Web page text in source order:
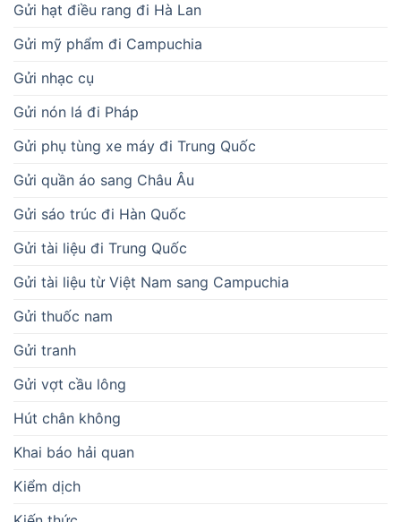
Gửi hạt điều rang đi Hà Lan
Gửi mỹ phẩm đi Campuchia
Gửi nhạc cụ
Gửi nón lá đi Pháp
Gửi phụ tùng xe máy đi Trung Quốc
Gửi quần áo sang Châu Âu
Gửi sáo trúc đi Hàn Quốc
Gửi tài liệu đi Trung Quốc
Gửi tài liệu từ Việt Nam sang Campuchia
Gửi thuốc nam
Gửi tranh
Gửi vợt cầu lông
Hút chân không
Khai báo hải quan
Kiểm dịch